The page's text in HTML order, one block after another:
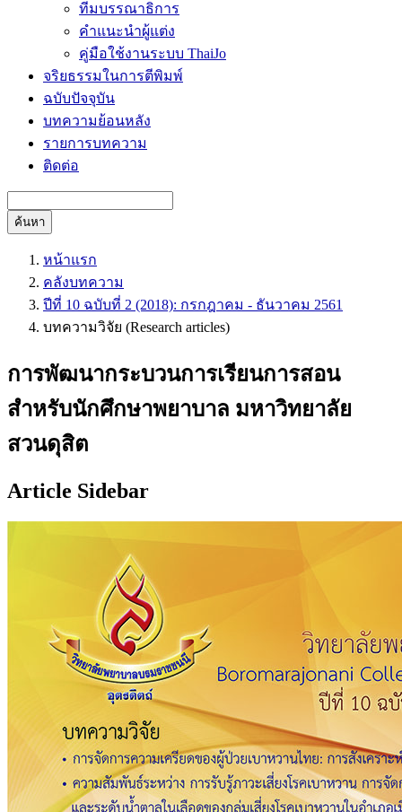
ทีมบรรณาธิการ
คำแนะนำผู้แต่ง
คู่มือใช้งานระบบ ThaiJo
จริยธรรมในการตีพิมพ์
ฉบับปัจจุบัน
บทความย้อนหลัง
รายการบทความ
ติดต่อ
ค้นหา
หน้าแรก
คลังบทความ
ปีที่ 10 ฉบับที่ 2 (2018): กรกฎาคม - ธันวาคม 2561
บทความวิจัย (Research articles)
การพัฒนากระบวนการเรียนการสอน
สำหรับนักศึกษาพยาบาล มหาวิทยาลัย
สวนดุสิต
Article Sidebar